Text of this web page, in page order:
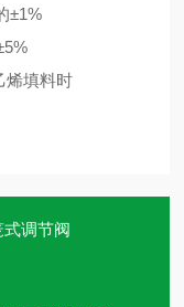
±1%
填料时
调节阀